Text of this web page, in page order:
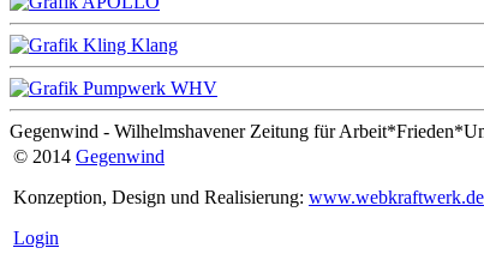
Gegenwind - Wilhelmshavener Zeitung für
© 2014 Gegenwind
Konzeption, Design und Realisierung: www.webkraftwerk.de
Login